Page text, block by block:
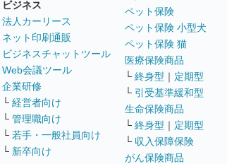
ビジネス
法人カーリース
ネット印刷通販
ビジネスチャットツール
Web会議ツール
企業研修
└ 経営者向け
└ 管理職向け
└ 若手・一般社員向け
└ 新卒向け
ペット保険
ペット保険 小型犬
ペット保険 猫
医療保険商品
└ 終身型 ｜ 定期型
└ 引受基準緩和型
生命保険商品
└ 終身型 ｜ 定期型
└ 収入保障保険
がん保険商品